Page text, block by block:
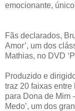
emocionante,
Fãs declarados,
Amor’, um dos
Mathias, no DVD
Produzido e
traz 20 faixas
para Dona de Mim
Medo’, um dos